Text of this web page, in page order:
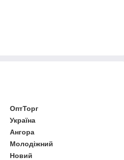
ОптТорг
Україна
Ангора
Молодіжний
Новий